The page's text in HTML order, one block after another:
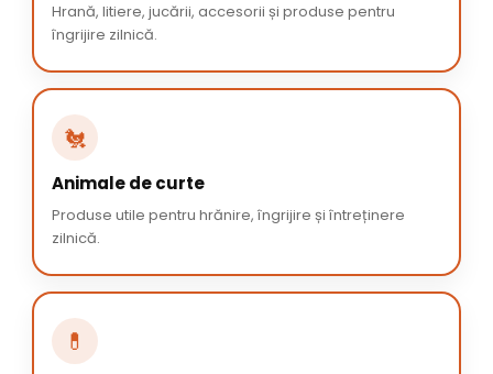
Hrană, litiere, jucării, accesorii și produse pentru
îngrijire zilnică.
🐔
Animale de curte
Produse utile pentru hrănire, îngrijire și întreținere
zilnică.
💊